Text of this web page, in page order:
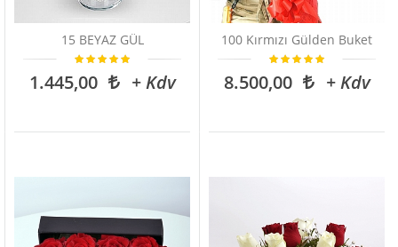
15 BEYAZ GÜL
1.445,00 + Kdv
100 Kırmızı Gülden Buket
8.500,00 + Kdv